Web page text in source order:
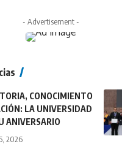
- Advertisement -
CONOCIMIENTO
LA UNIVERSIDAD
ANIVERSARIO
2026